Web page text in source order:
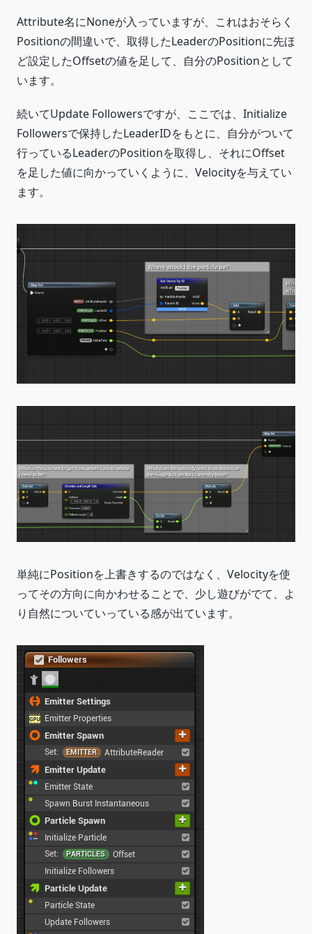
Attribute名にNoneが入っていますが、これはおそらく
Positionの間違いで、取得したLeaderのPositionに先ほ
ど設定したOffsetの値を足して、自分のPositionとして
います。
続いてUpdate Followersですが、ここでは、Initialize
Followersで保持したLeaderIDをもとに、自分がついて
行っているLeaderのPositionを取得し、それにOffset
を足した値に向かっていくように、Velocityを与えてい
ます。
単純にPositionを上書きするのではなく、Velocityを使
ってその方向に向かわせることで、少し遊びがでて、よ
り自然についていっている感が出ています。